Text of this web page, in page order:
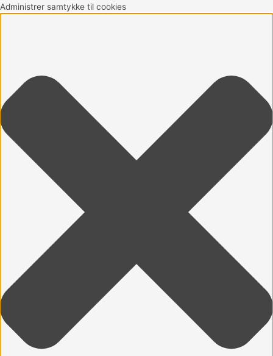
Administrer samtykke til cookies
Funktionsdygtig
Præferencer
Statistikker
Marketing
Gå